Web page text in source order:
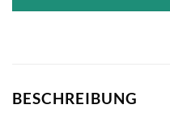
BESCHREIBUNG